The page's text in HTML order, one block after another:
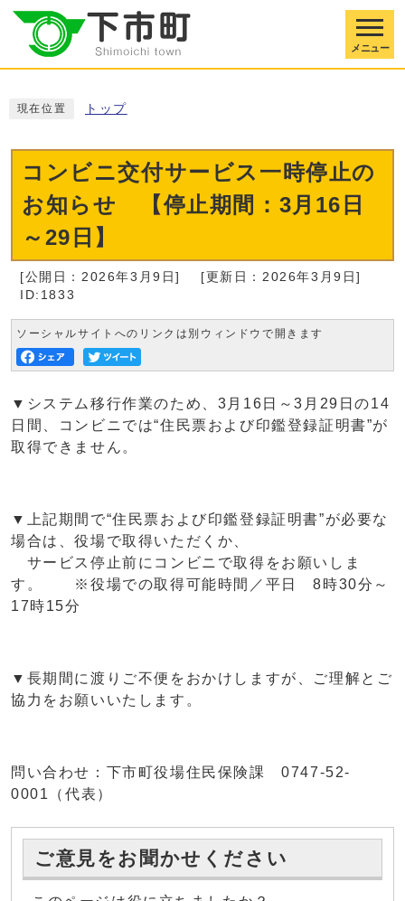
メニュー
現在位置 トップ
コンビニ交付サービス一時停止の
お知らせ 【停止期間：3月16日
～29日】
[公開日：2026年3月9日]
[更新日：2026年3月9日]
ID:1833
ソーシャルサイトへのリンクは別ウィンドウで開きます
▼システム移行作業のため、3月16日～3月29日の14
日間、コンビニでは“住民票および印鑑登録証明書”が
取得できません。
▼上記期間で“住民票および印鑑登録証明書”が必要な
場合は、役場で取得いただくか、
サービス停止前にコンビニで取得をお願いしま
す。 ※役場での取得可能時間／平日 8時30分～
17時15分
▼長期間に渡りご不便をおかけしますが、ご理解とご
協力をお願いいたします。
問い合わせ：下市町役場住民保険課 0747-52-
0001（代表）
ご意見をお聞かせください